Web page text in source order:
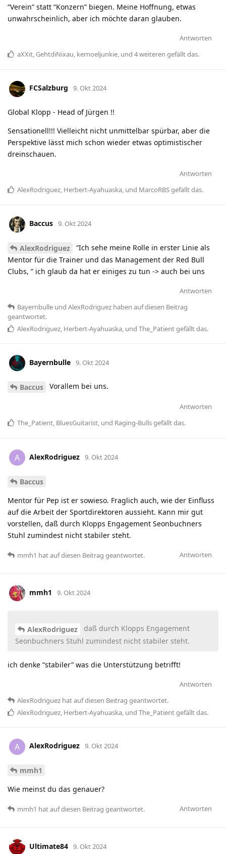
“Verein” statt “Konzern” biegen. Meine Hoffnung, etwas
unwahrscheinlich, aber ich möchte daran glauben.
Antworten
aXXit GehtdiNixau kernoeljunkie , und 4weiteren gefällt das.
FCSalzburg 9. Okt 2024
Global Klopp - Head of Jürgen !!
Sensationell!!! Vielleicht nicht unmittelbar spürbar, aber die
Perspektive lässt mich schon wieder etwas optimistischer
dreinschauen.
Antworten
AlexRodriguez Herbert-Ayahuaska , und MarcoRBSgefällt das.
Baccus 9. Okt 2024
AlexRodriguez
“Ich sehe meine Rolle in erster Linie als
Mentor für die Trainer und das Management der Red Bull
Clubs, ” ich glaub da hat er einiges zu tun -> auch bei uns
Antworten
Bayernbulle und AlexRodriguez haben auf diesen Beitrag
geantwortet.
AlexRodriguez, Herbert-Ayahuaska, und The_Patientgefällt das.
Bayernbulle 9. Okt 2024
Baccus Vorallem bei uns.
Antworten
The_Patient, BluesGuitarist, und Raging-Bullsgefällt das.
A AlexRodriguez 9. Okt 2024
Baccus
Mentor für Pep ist er sowieso. Fraglich auch, wie der Einfluss
auf die Arbeit der Sportdirektoren aussieht. Kann mir gut
vorstellen, daß durch Klopps Engagement Seonbuchners
Stuhl zumindest nicht stabiler steht.
Antworten
mmh1 hatauf diesen Beitrag geantwortet.
mmh1 9. Okt 2024
AlexRodriguez
daß durch Klopps Engagement
Seonbuchners Stuhl zumindest nicht stabiler steht.
ich denke “stabiler” was die Unterstützung betrifft!
Antworten
AlexRodriguez hatauf diesen Beitrag geantwortet.
AlexRodriguez Herbert-Ayahuaska , und The_Patientgefällt das.
A AlexRodriguez 9. Okt 2024
mmh1
Wie meinst du das genauer?
Antworten
mmh1 hatauf diesen Beitrag geantwortet.
Ultimate84 9. Okt 2024